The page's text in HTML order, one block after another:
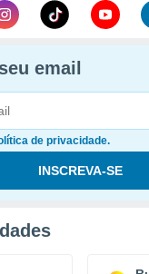
email
de privacidade.